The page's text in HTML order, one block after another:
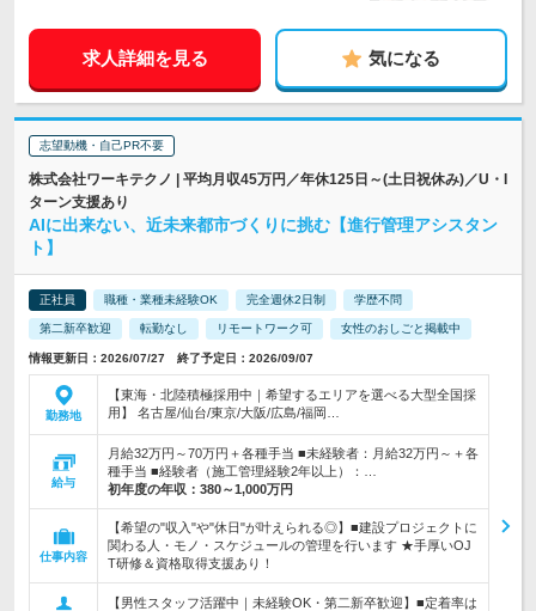
求人詳細を見る 気になる
志望動機・自己PR不要
株式会社ワーキテクノ | 平均月収45万円／年休125日～(土日祝休み)／U・I
ターン支援あり
AIに出来ない、近未来都市づくりに挑む【進行管理アシスタン
ト】
正社員 職種・業種未経験OK 完全週休2日制 学歴不問
第二新卒歓迎 転勤なし リモートワーク可 女性のおしごと掲載中
情報更新日：2026/07/27 終了予定日：2026/09/07
勤務地
【東海・北陸積極採用中｜希望するエリアを選べる大型全国採
用】 名古屋/仙台/東京/大阪/広島/福岡…
給与
月給32万円～70万円＋各種手当 ■未経験者：月給32万円～＋各
種手当 ■経験者（施工管理経験2年以上）：…
初年度の年収： 380～1,000万円
仕事内容
【希望の"収入"や"休日"が叶えられる◎】■建設プロジェクトに
関わる人・モノ・スケジュールの管理を行います ★手厚いOJ
T研修＆資格取得支援あり！
【男性スタッフ活躍中｜未経験OK・第二新卒歓迎】■定着率は